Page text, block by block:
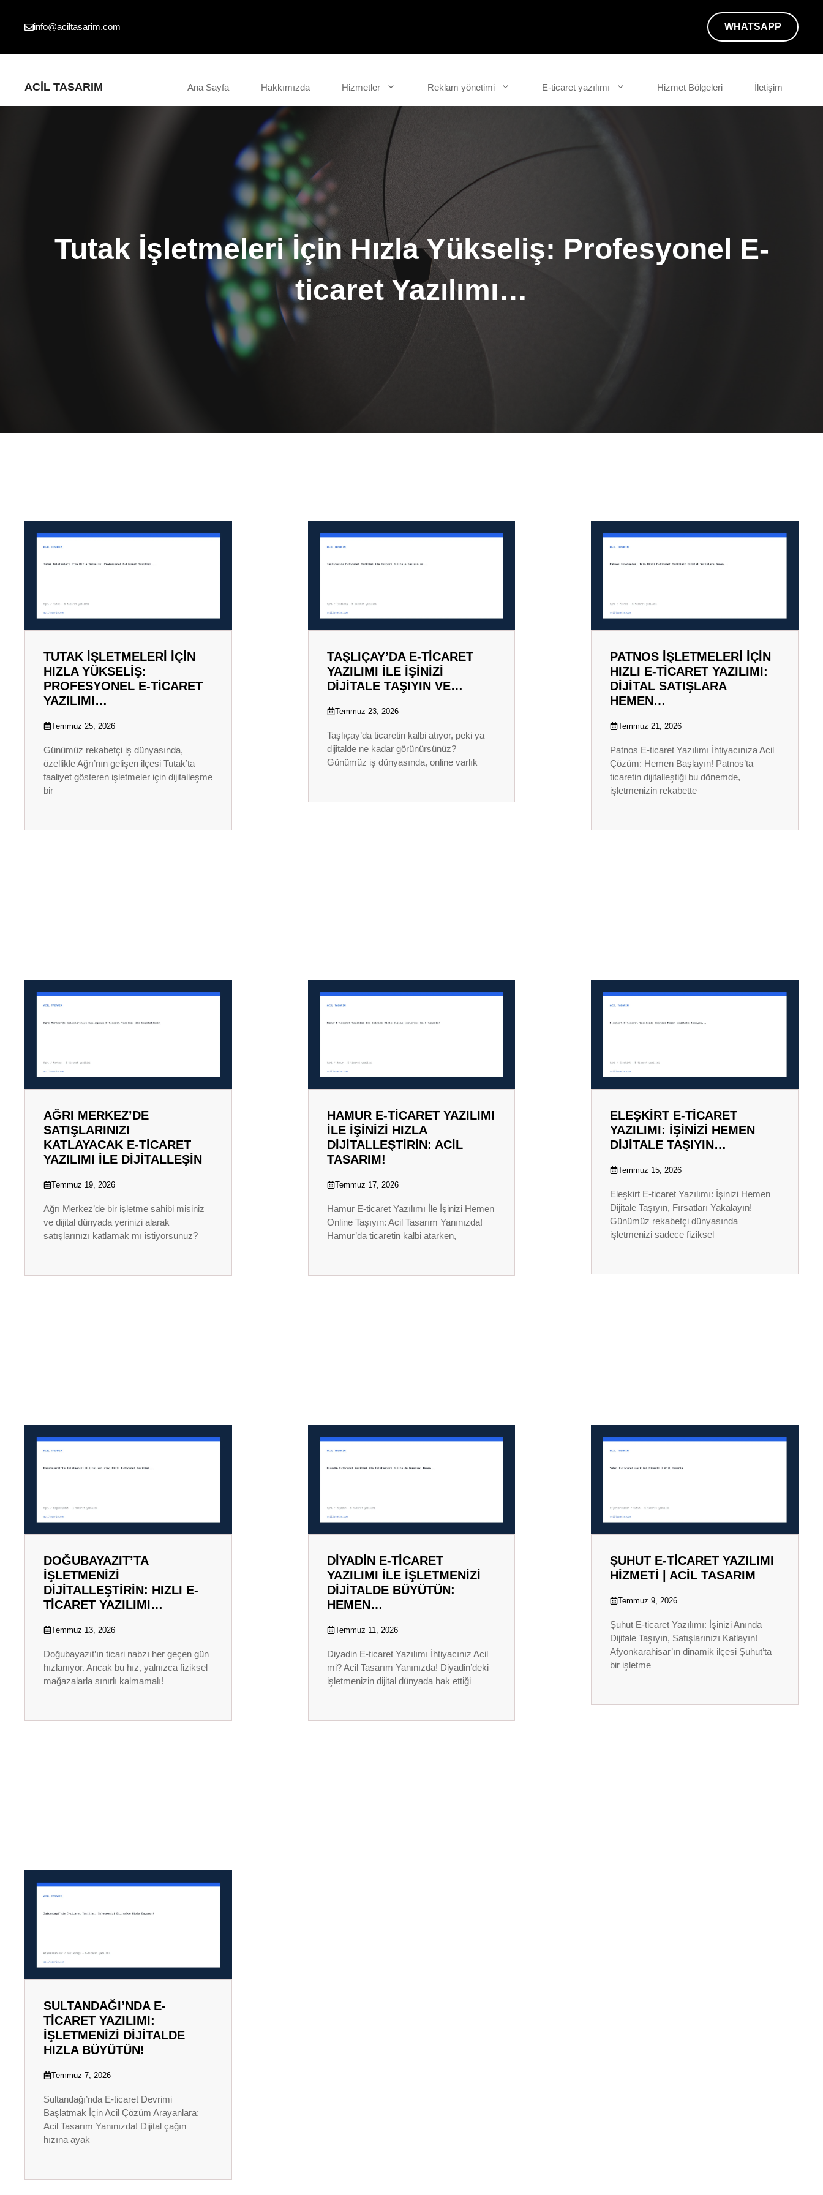
info@aciltasarim.com WHATSAPP
ACIL TASARIM Ana Sayfa Hakkımızda Hizmetler Reklam yönetimi E-ticaret yazılımı Hizmet Bölgeleri İletişim
Tutak İşletmeleri İçin Hızla Yükseliş: Profesyonel E-
ticaret Yazılımı…
TUTAK İŞLETMELERI İÇIN
HIZLA YÜKSELIŞ:
PROFESYONEL E-TICARET
YAZILIMI…
Temmuz 25, 2026
Günümüz rekabetçi iş dünyasında,
özellikle Ağrı’nın gelişen ilçesi Tutak’ta
faaliyet gösteren işletmeler için dijitalleşme
bir
TAŞLIÇAY’DA E-TICARET
YAZILIMI ILE İŞINIZI
DIJITALE TAŞIYIN VE…
Temmuz 23, 2026
Taşlıçay’da ticaretin kalbi atıyor, peki ya
dijitalde ne kadar görünürsünüz?
Günümüz iş dünyasında, online varlık
PATNOS İŞLETMELERI İÇIN
HIZLI E-TICARET YAZILIMI:
DIJITAL SATIŞLARA
HEMEN…
Temmuz 21, 2026
Patnos E-ticaret Yazılımı İhtiyacınıza Acil
Çözüm: Hemen Başlayın! Patnos’ta
ticaretin dijitalleştiği bu dönemde,
işletmenizin rekabette
AĞRI MERKEZ’DE
SATIŞLARINIZI
KATLAYACAK E-TICARET
YAZILIMI ILE DIJITALLEŞIN
Temmuz 19, 2026
Ağrı Merkez’de bir işletme sahibi misiniz
ve dijital dünyada yerinizi alarak
satışlarınızı katlamak mı istiyorsunuz?
HAMUR E-TICARET YAZILIMI
ILE İŞINIZI HIZLA
DIJITALLEŞTIRIN: ACIL
TASARIM!
Temmuz 17, 2026
Hamur E-ticaret Yazılımı İle İşinizi Hemen
Online Taşıyın: Acil Tasarım Yanınızda!
Hamur’da ticaretin kalbi atarken,
ELEŞKIRT E-TICARET
YAZILIMI: İŞINIZI HEMEN
DIJITALE TAŞIYIN…
Temmuz 15, 2026
Eleşkirt E-ticaret Yazılımı: İşinizi Hemen
Dijitale Taşıyın, Fırsatları Yakalayın!
Günümüz rekabetçi dünyasında
işletmenizi sadece fiziksel
DOĞUBAYAZIT’TA
İŞLETMENIZI
DIJITALLEŞTIRIN: HIZLI E-
TICARET YAZILIMI…
Temmuz 13, 2026
Doğubayazıt’ın ticari nabzı her geçen gün
hızlanıyor. Ancak bu hız, yalnızca fiziksel
mağazalarla sınırlı kalmamalı!
DIYADIN E-TICARET
YAZILIMI ILE İŞLETMENIZI
DIJITALDE BÜYÜTÜN:
HEMEN…
Temmuz 11, 2026
Diyadin E-ticaret Yazılımı İhtiyacınız Acil
mi? Acil Tasarım Yanınızda! Diyadin’deki
işletmenizin dijital dünyada hak ettiği
ŞUHUT E-TICARET YAZILIMI
HIZMETI | ACIL TASARIM
Temmuz 9, 2026
Şuhut E-ticaret Yazılımı: İşinizi Anında
Dijitale Taşıyın, Satışlarınızı Katlayın!
Afyonkarahisar’ın dinamik ilçesi Şuhut’ta
bir işletme
SULTANDAĞI’NDA E-
TICARET YAZILIMI:
İŞLETMENIZI DIJITALDE
HIZLA BÜYÜTÜN!
Temmuz 7, 2026
Sultandağı’nda E-ticaret Devrimi
Başlatmak İçin Acil Çözüm Arayanlara:
Acil Tasarım Yanınızda! Dijital çağın
hızına ayak